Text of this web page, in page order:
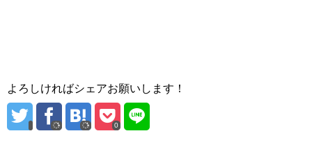
よろしければシェアお願いします！
0